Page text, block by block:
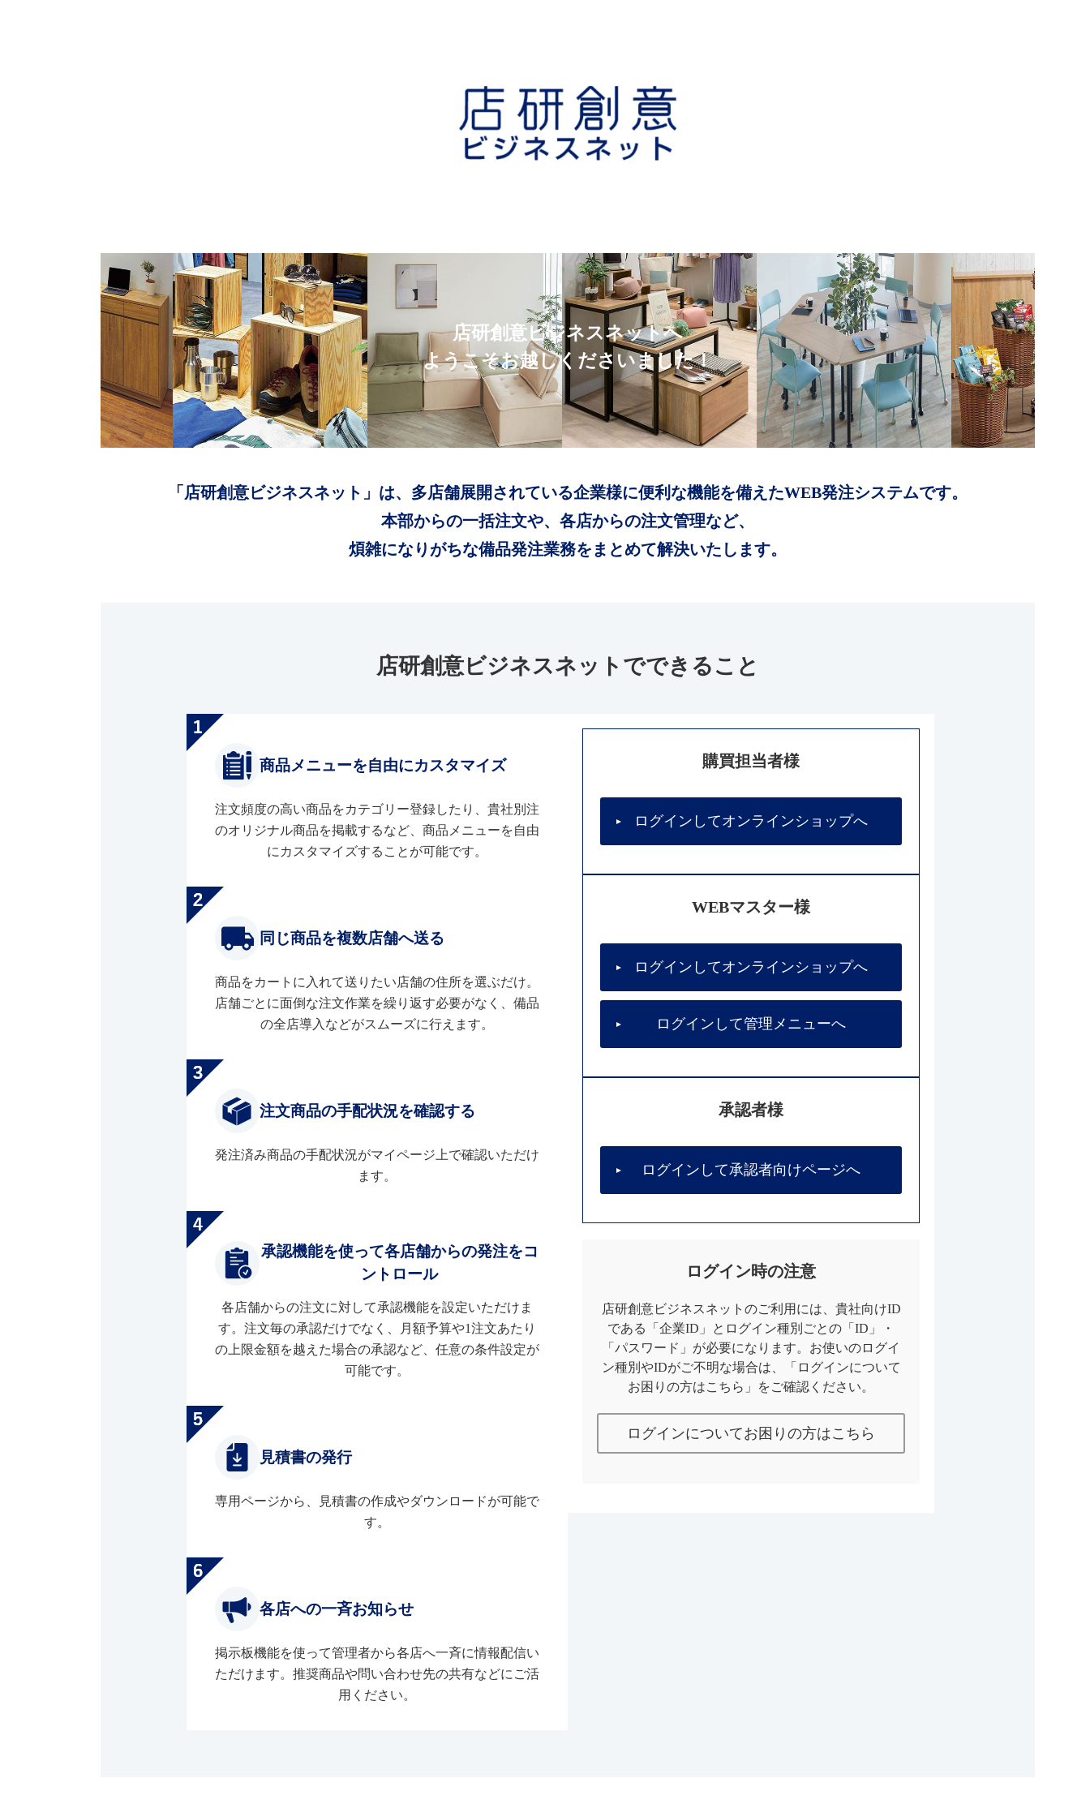
店研創意ビジネスネットへ
ようこそお越しくださいました！
「店研創意ビジネスネット」は、多店舗展開されている企業様に便利な機能を備えたWEB発注システムです。
本部からの一括注文や、各店からの注文管理など、
煩雑になりがちな備品発注業務をまとめて解決いたします。
店研創意ビジネスネットでできること
商品メニューを自由にカスタマイズ
注文頻度の高い商品をカテゴリー登録したり、貴社別注
のオリジナル商品を掲載するなど、商品メニューを自由
にカスタマイズすることが可能です。
同じ商品を複数店舗へ送る
商品をカートに入れて送りたい店舗の住所を選ぶだけ。
店舗ごとに面倒な注文作業を繰り返す必要がなく、備品
の全店導入などがスムーズに行えます。
注文商品の手配状況を確認する
発注済み商品の手配状況がマイページ上で確認いただけ
ます。
承認機能を使って各店舗からの発注をコ
ントロール
各店舗からの注文に対して承認機能を設定いただけま
す。注文毎の承認だけでなく、月額予算や1注文あたり
の上限金額を越えた場合の承認など、任意の条件設定が
可能です。
見積書の発行
専用ページから、見積書の作成やダウンロードが可能で
す。
各店への一斉お知らせ
掲示板機能を使って管理者から各店へ一斉に情報配信い
ただけます。推奨商品や問い合わせ先の共有などにご活
用ください。
購買担当者様
ログインしてオンラインショップへ
WEBマスター様
ログインしてオンラインショップへ
ログインして管理メニューへ
承認者様
ログインして承認者向けページへ
ログイン時の注意
店研創意ビジネスネットのご利用には、貴社向けID
である「企業ID」とログイン種別ごとの「ID」・
「パスワード」が必要になります。お使いのログイ
ン種別やIDがご不明な場合は、「ログインについて
お困りの方はこちら」をご確認ください。
ログインについてお困りの方はこちら